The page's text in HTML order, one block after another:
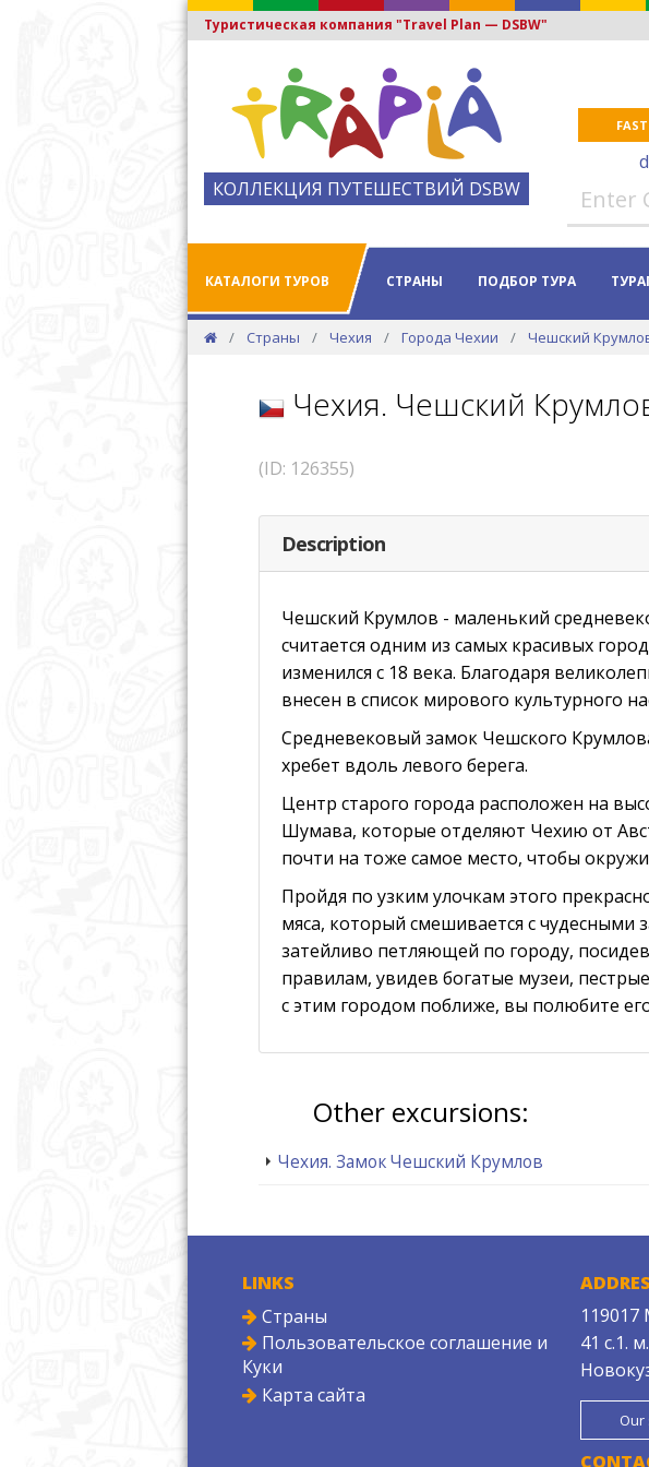
Туристическая компания "Travel Plan — DSBW"
КОЛЛЕКЦИЯ ПУТЕШЕСТВИЙ DSBW
КАТАЛОГИ ТУРОВ СТРАНЫ ПОДБОР ТУРА
Страны Чехия Города Чехии Чешский
Чехия. Чешский
(ID: 126355)
Description
Чешский Крумлов - маленький
считается одним из самых красивых
изменился с 18 века. Благодаря
внесен в список мирового культурного
Средневековый замок Чешского
хребет вдоль левого берега.
Центр старого города расположен на
Шумава, которые отделяют Чехию от
почти на тоже самое место, чтобы
Пройдя по узким улочкам этого
мяса, который смешивается с чудесными
затейливо петляющей по городу,
правилам, увидев богатые музеи,
с этим городом поближе, вы полюбите
Other excursions:
Чехия. Замок Чешский Крумлов
LINKS
Страны
Пользовательское соглашение и
Куки
Карта сайта
119017
41 с.1.
Our